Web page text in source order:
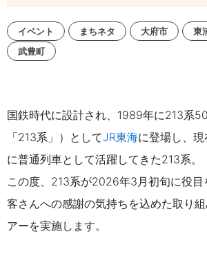
イベント まちネタ 大府市 東
武豊町
国鉄時代に設計され、1989年に213系
「213系」）としてJR東海に登場し、
に普通列車として活躍してきた213系。
この度、213系が2026年3月初旬に役目
客さんへの感謝の気持ちを込めた取り
アーを実施します。